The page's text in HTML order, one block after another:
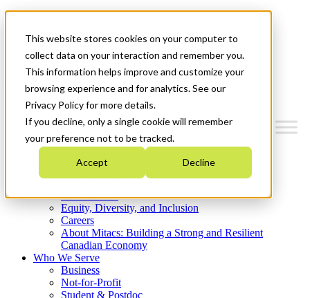
This website stores cookies on your computer to
collect data on your interaction and remember you.
This information helps improve and customize your
browsing experience and for analytics. See our
Privacy Policy for more details.
If you decline, only a single cookie will remember
your preference not to be tracked.
Accept Decline
News & Events
Get Started
Menu
Who We Are
Strategic Plan 2026-2030
What We Do
Equity, Diversity, and Inclusion
Careers
About Mitacs: Building a Strong and Resilient
Canadian Economy
Who We Serve
Business
Not-for-Profit
Student & Postdoc